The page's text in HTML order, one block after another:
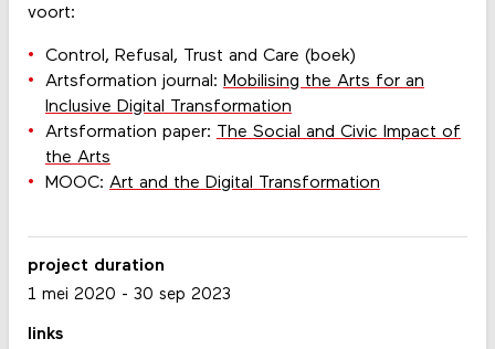
voort:
Control, Refusal, Trust and Care (boek)
Artsformation journal: Mobilising the Arts for an
Inclusive Digital Transformation
Artsformation paper: The Social and Civic Impact of
the Arts
MOOC: Art and the Digital Transformation
project duration
1 mei 2020 - 30 sep 2023
links